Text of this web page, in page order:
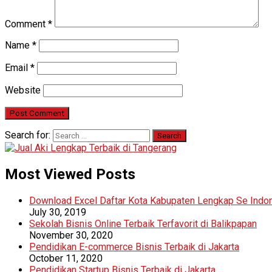
Comment *
Name *
Email *
Website
Search for:
Most Viewed Posts
Download Excel Daftar Kota Kabupaten Lengkap Se
July 30, 2019
Sekolah Bisnis Online Terbaik Terfavorit di Balikpapan
November 30, 2020
Pendidikan E-commerce Bisnis Terbaik di Jakarta
October 11, 2020